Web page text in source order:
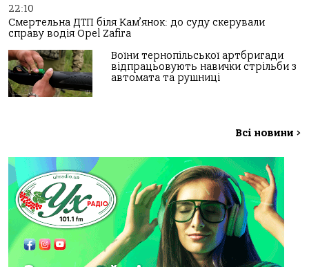
22:10
Смертельна ДТП біля Кам’янок: до суду скерували
справу водія Opel Zafira
Воїни тернопільської артбригади
відпрацьовують навички стрільби з
автомата та рушниці
Всі новини >